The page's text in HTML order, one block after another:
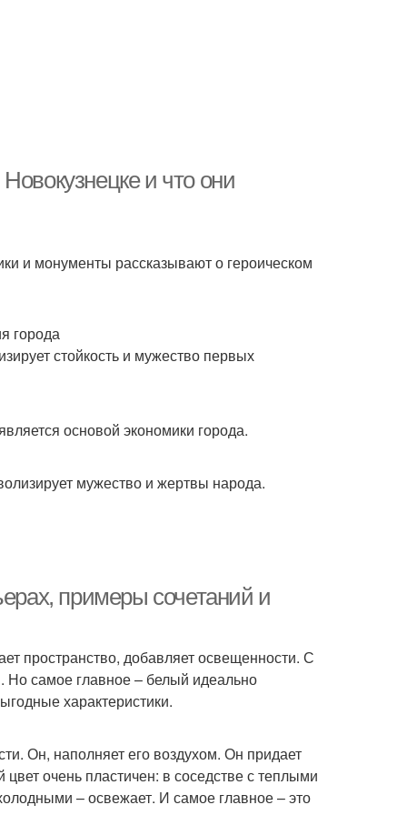
и что они
и монументы рассказывают о героическом
города
стойкость и мужество первых
основой экономики города.
мужество и жертвы народа.
примеры сочетаний и
пространство, добавляет освещенности. С
самое главное – белый идеально
характеристики.
Он, наполняет его воздухом. Он придает
очень пластичен: в соседстве с теплыми
– освежает. И самое главное – это